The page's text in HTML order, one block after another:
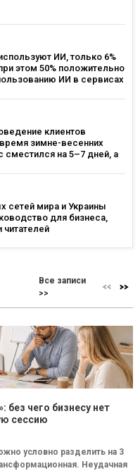
ИИ, только 6%
этом 50% положительно
ИИ в сервисах
клиентов
зимне-весенних
сместился на 5–7 дней, а
eSputnik и Inweb
сетей мира и Украины
для бизнеса,
читателей
Все записи
>>
без чего бизнесу нет
сессию
условно разделить на 3
Неудачная